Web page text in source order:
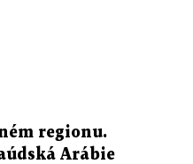
regionu.
Arábie